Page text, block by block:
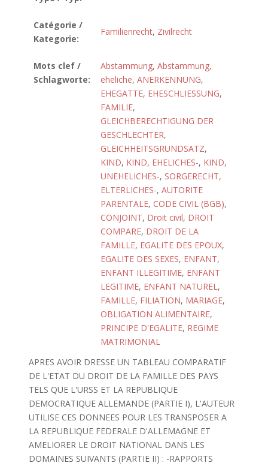
Catégorie /
Kategorie:
Familienrecht, Zivilrecht
Mots clef /
Schlagworte:
Abstammung, Abstammung,
eheliche, ANERKENNUNG,
EHEGATTE, EHESCHLIESSUNG,
FAMILIE,
GLEICHBERECHTIGUNG DER
GESCHLECHTER,
GLEICHHEITSGRUNDSATZ,
KIND, KIND, EHELICHES-, KIND,
UNEHELICHES-, SORGERECHT,
ELTERLICHES-, AUTORITE
PARENTALE, CODE CIVIL (BGB),
CONJOINT, Droit civil, DROIT
COMPARE, DROIT DE LA
FAMILLE, EGALITE DES EPOUX,
EGALITE DES SEXES, ENFANT,
ENFANT ILLEGITIME, ENFANT
LEGITIME, ENFANT NATUREL,
FAMILLE, FILIATION, MARIAGE,
OBLIGATION ALIMENTAIRE,
PRINCIPE D'EGALITE, REGIME
MATRIMONIAL
APRES AVOIR DRESSE UN TABLEAU COMPARATIF
DE L'ETAT DU DROIT DE LA FAMILLE DES PAYS
TELS QUE L'URSS ET LA REPUBLIQUE
DEMOCRATIQUE ALLEMANDE (PARTIE I), L'AUTEUR
UTILISE CES DONNEES POUR LES TRANSPOSER A
LA REPUBLIQUE FEDERALE D'ALLEMAGNE ET
AMELIORER LE DROIT NATIONAL DANS LES
DOMAINES SUIVANTS (PARTIE II) : -RAPPORTS